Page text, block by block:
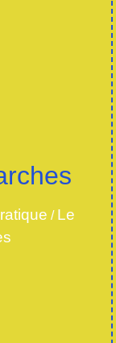
/ Le